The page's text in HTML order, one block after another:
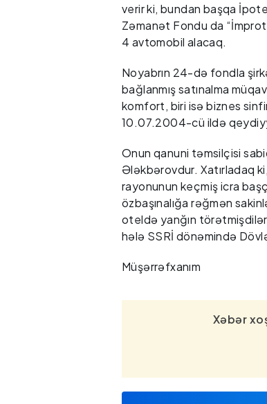
verir ki, bundan başqa
Zəmanət Fondu da
4 avtomobil alacaq.
Noyabrın 24-də fondla
bağlanmış satınalma
komfort, biri isə biznes
10.07.2004-cü ildə
Onun qanuni təmsilçisi
Ələkbərovdur. Xatırladaq
rayonunun keçmiş icra
özbaşınalığa rəğmən
oteldə yanğın
hələ SSRİ dönəmində
Müşərrəfxanım
Xəbər